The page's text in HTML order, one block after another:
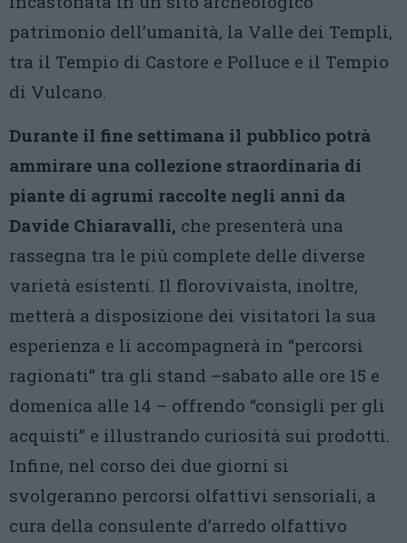
patrimonio dell’umanità, la Valle dei Templi,
tra il Tempio di Castore e Polluce e il Tempio
di Vulcano.
Durante il fine settimana il pubblico potrà
ammirare una collezione straordinaria di
piante di agrumi raccolte negli anni da
Davide Chiaravalli, che presenterà una
rassegna tra le più complete delle diverse
varietà esistenti. Il florovivaista, inoltre,
metterà a disposizione dei visitatori la sua
esperienza e li accompagnerà in “percorsi
ragionati” tra gli stand –sabato alle ore 15 e
domenica alle 14 – offrendo “consigli per gli
acquisti” e illustrando curiosità sui prodotti.
Infine, nel corso dei due giorni si
svolgeranno percorsi olfattivi sensoriali, a
cura della consulente d’arredo olfattivo